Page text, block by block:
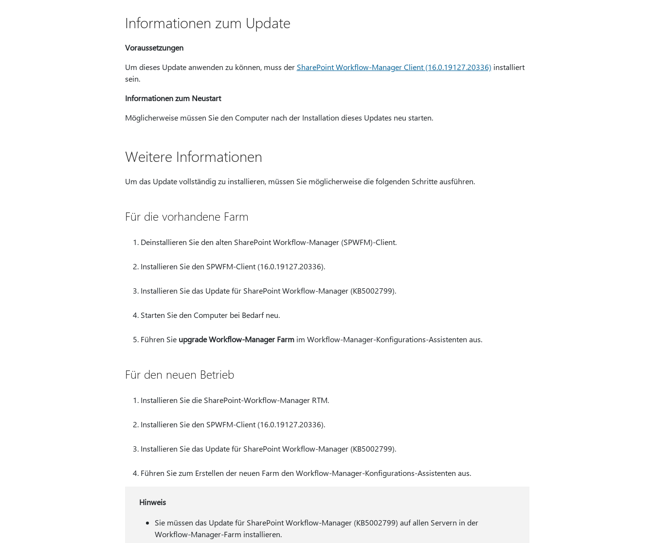
Informationen zum Update
Voraussetzungen
Um dieses Update anwenden zu können, muss der SharePoint Workflow-Manager Client (16.0.19127.20336) installiert
sein.
Informationen zum Neustart
Möglicherweise müssen Sie den Computer nach der Installation dieses Updates neu starten.
Weitere Informationen
Um das Update vollständig zu installieren, müssen Sie möglicherweise die folgenden Schritte ausführen.
Für die vorhandene Farm
Deinstallieren Sie den alten SharePoint Workflow-Manager (SPWFM)-Client.
Installieren Sie den SPWFM-Client (16.0.19127.20336).
Installieren Sie das Update für SharePoint Workflow-Manager (KB5002799).
Starten Sie den Computer bei Bedarf neu.
Führen Sie upgrade Workflow-Manager Farmim Workflow-Manager-Konfigurations-Assistenten aus.
Für den neuen Betrieb
Installieren Sie die SharePoint-Workflow-Manager RTM.
Installieren Sie den SPWFM-Client (16.0.19127.20336).
Installieren Sie das Update für SharePoint Workflow-Manager (KB5002799).
Führen Sie zum Erstellen der neuen Farm den Workflow-Manager-Konfigurations-Assistenten aus.
Hinweis
Sie müssen das Update für SharePoint Workflow-Manager (KB5002799) auf allen Servern in der
Workflow-Manager-Farm installieren.